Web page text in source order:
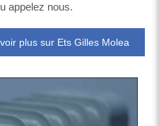
appelez nous.
plus sur Ets Gilles Molea